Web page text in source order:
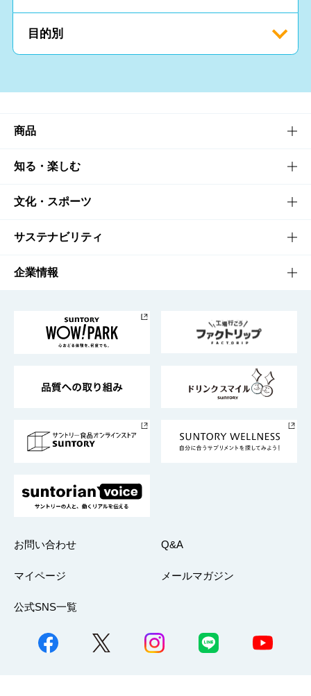
目的別
商品
商品TOP
商品一覧
商品発売情報
栄養成分一覧
知る・楽しむ
知る・楽しむTOP
キャンペーン
工場見学
地域情報
文化・スポーツ
文化・スポーツTOP
サントリーホール
サントリーサンバーズ大阪
サステナビリティ
サステナビリティTOP
サントリーが考えるサステナビリティ経営
企業情報
企業概要
採用情報
お問い合わせ Q&A
マイページ メールマガジン
公式SNS一覧